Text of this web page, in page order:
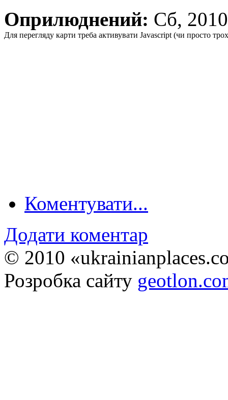
Оприлюднений: Сб,
Для перегляду карти треба активувати Javascript (чи просто
Коментувати...
Додати коментар
© 2010
Розробка сайту